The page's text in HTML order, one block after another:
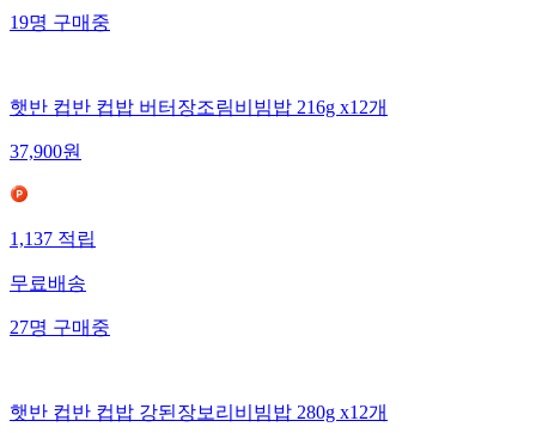
19명구매중
햇반 컵반 컵밥 버터장조림비빔밥 216g x12개
37,900원
1,137적립
무료배송
27명구매중
햇반 컵반 컵밥 강된장보리비빔밥 280g x12개